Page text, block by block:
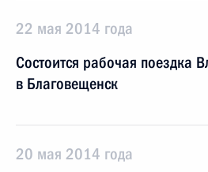
22 мая 2014 года
Состоится рабочая поездка
в Благовещенск
20 мая 2014 года